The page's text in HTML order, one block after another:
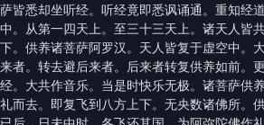
萨皆悉却坐听经。听经竟即悉讽诵通。重知经
中。从第一四天上。至三十三天上。诸天人皆
下。供养诸菩萨阿罗汉。天人皆复于虚空中。
来者。转去避后来者。后来者转复供养如前。
经。大共作音乐。当是时快乐无极。诸菩萨供
礼而去。即复飞到八方上下。无央数诸佛所。